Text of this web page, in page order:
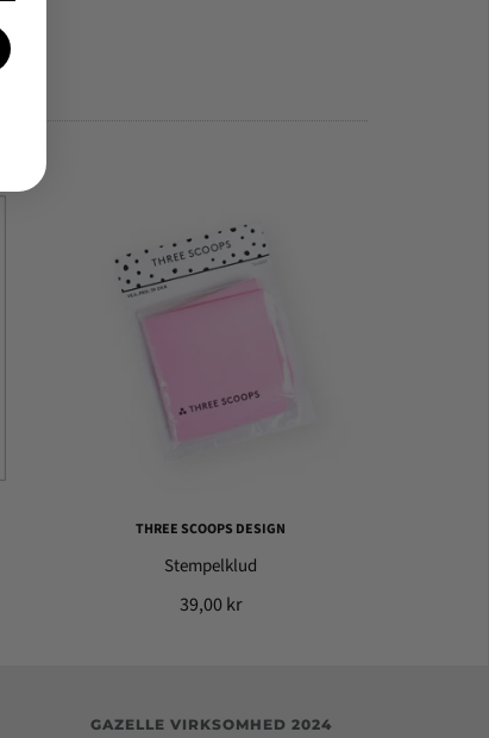
THREE SCOOPS DESIGN
Stempelklud
39,00 kr
GAZELLE VIRKSOMHED 2024